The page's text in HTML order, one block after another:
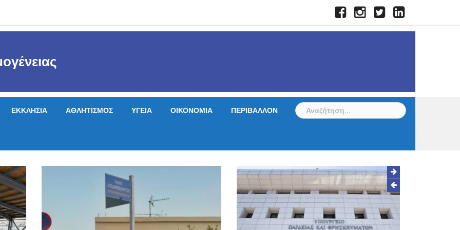
FacebookInstagramTwitterLinkedIn
ΕΚΚΛΗΣΙΑ ΑΘΛΗΤΙΣΜΟΣ ΥΓΕΙΑ ΟΙΚΟΝΟΜΙΑ ΠΕΡΙΒΑΛΛΟΝ
Αναζήτηση
για: